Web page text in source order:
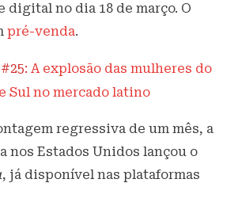
digital no dia 18 de março. O
pré-venda.
A explosão das mulheres do
Sul no mercado latino
regressiva de um mês, a
nos Estados Unidos lançou o
, já disponível nas plataformas